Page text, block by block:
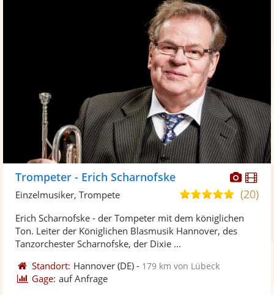
Fotos
Trompeter - Erich Scharnofske
5,0
5
(20)
Einzelmusiker, Trompete
Erich Scharnofske - der Tompeter mit dem königlichen
Ton. Leiter der Königlichen Blasmusik Hannover, des
Tanzorchester Scharnofske, der Dixie ...
Standort: Hannover (DE) - 179 km von Lübeck
Gage: auf Anfrage